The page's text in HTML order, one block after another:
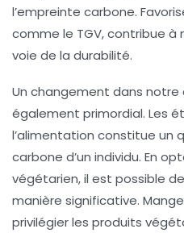
l’empreinte carbone.
comme le TGV, contribue à
voie de la durabilité.
Un changement dans notre
également primordial. Les
l’alimentation constitue un
carbone d’un individu. En
végétarien, il est possible
manière significative.
privilégier les produits